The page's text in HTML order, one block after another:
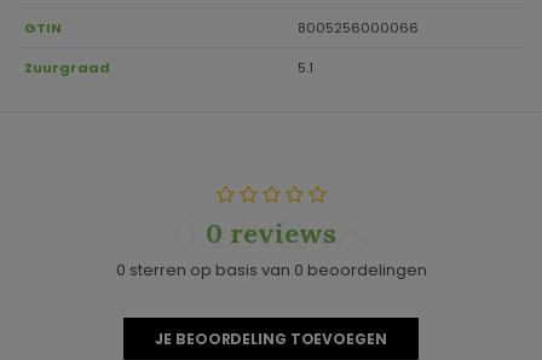
GTIN 8005256000066
Zuurgraad 5.1
0 reviews
0 reviews
0 sterren op basis van 0 beoordelingen
JE BEOORDELING TOEVOEGEN